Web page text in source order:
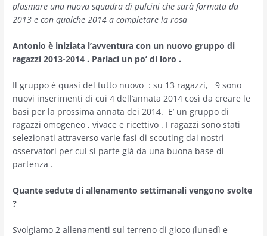
plasmare una nuova squadra di pulcini che sarà formata da
2013 e con qualche 2014 a completare la rosa
Antonio è iniziata l’avventura con un nuovo gruppo di
ragazzi 2013-2014 . Parlaci un po’ di loro .
Il gruppo è quasi del tutto nuovo : su 13 ragazzi, 9 sono
nuovi inserimenti di cui 4 dell’annata 2014 così da creare le
basi per la prossima annata dei 2014. E’ un gruppo di
ragazzi omogeneo , vivace e ricettivo . I ragazzi sono stati
selezionati attraverso varie fasi di scouting dai nostri
osservatori per cui si parte già da una buona base di
partenza .
Quante sedute di allenamento settimanali vengono svolte
?
Svolgiamo 2 allenamenti sul terreno di gioco (lunedì e